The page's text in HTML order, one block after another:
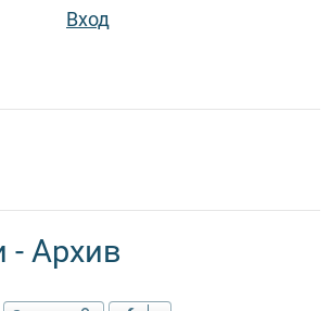
Вход
- Архив